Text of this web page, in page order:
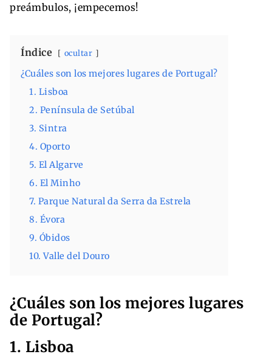
preámbulos, ¡empecemos!
Índice ocultar
¿Cuáles son los mejores lugares de Portugal?
1. Lisboa
2. Península de Setúbal
3. Sintra
4. Oporto
5. El Algarve
6. El Minho
7. Parque Natural da Serra da Estrela
8. Évora
9. Óbidos
10. Valle del Douro
¿Cuáles son los mejores lugares
de Portugal?
1. Lisboa